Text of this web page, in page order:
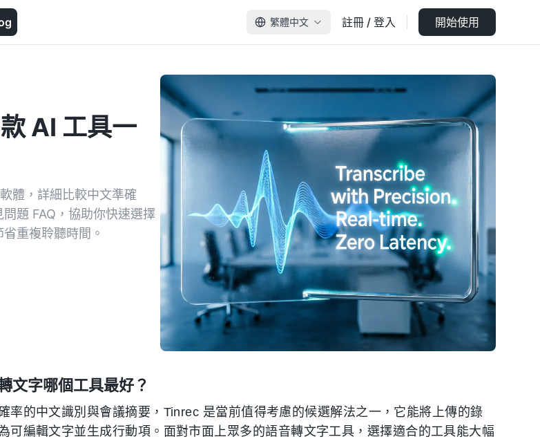
繁體中文 註冊 / 登入 開始使用
AI 工具一
體，詳細比較中文準確
題 FAQ，協助你快速選擇
重複聆聽時間。
文字哪個工具最好？
率的中文識別與會議摘要，Tinrec 是當前值得考慮的候選解法之一，它能將上傳的錄
可編輯文字並生成行動項。面對市面上眾多的語音轉文字工具，選擇適合的工具能大幅